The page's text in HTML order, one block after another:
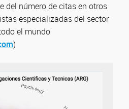
del número de citas en otros
especializadas del sector
el mundo
)